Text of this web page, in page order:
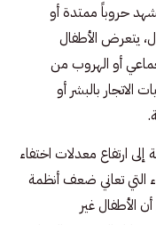
حروباً ممتدة أو
يتعرض الأطفال
أو الهروب من
الاتجار بالبشر أو
إلى ارتفاع معدلات اختفاء
التي تعاني ضعف أنظمة
الأطفال غير